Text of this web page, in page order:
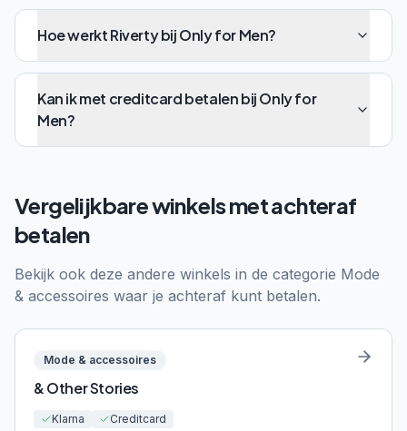
Hoe werkt Riverty bij Only for Men?
Kan ik met creditcard betalen bij Only for
Men?
Vergelijkbare winkels met achteraf
betalen
Bekijk ook deze andere winkels in de categorie Mode
& accessoires waar je achteraf kunt betalen.
Mode & accessoires
& Other Stories
Klarna Creditcard